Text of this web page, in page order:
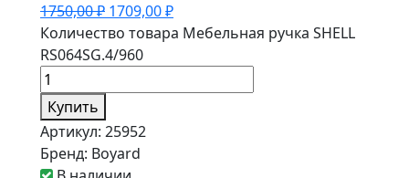
1750,00₽ 1709,00₽
Количество товара Мебельная ручка SHELL
RS064SG.4/960
Купить
Артикул: 25952
Бренд: Boyard